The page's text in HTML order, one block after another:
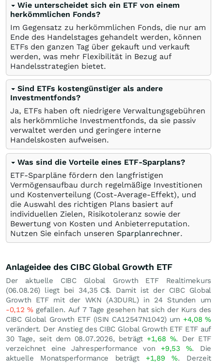
Wie unterscheidet sich ein ETF von einem
herkömmlichen Fonds?
Im Gegensatz zu herkömmlichen Fonds, die nur am
Ende des Handelstages gehandelt werden, können
ETFs den ganzen Tag über gekauft und verkauft
werden, was mehr Flexibilität in Bezug auf
Handelsstrategien bietet.
Sind ETFs kostengünstiger als andere
Investmentfonds?
Ja, ETFs haben oft niedrigere Verwaltungsgebühren
als herkömmliche Investmentfonds, da sie passiv
verwaltet werden und geringere interne
Handelskosten aufweisen.
Was sind die Vorteile eines ETF-Sparplans?
ETF-Sparpläne fördern den langfristigen
Vermögensaufbau durch regelmäßige Investitionen
und Kostenverteilung (Cost-Average-Effekt), und
die Auswahl des richtigen Plans basiert auf
individuellen Zielen, Risikotoleranz sowie der
Bewertung von Kosten und Anbieterreputation.
Nutzen Sie einfach unseren Sparplanrechner.
Anlageidee des CIBC Global Growth ETF
Der aktuelle CIBC Global Growth ETF Realtimekurs
(06.08.26) liegt bei 34,35 C$. Damit ist der CIBC Global
Growth ETF mit der WKN (A3DURL) in 24 Stunden um
-0,12 %gefallen. Auf 7 Tage gesehen hat sich der Kurs des
CIBC Global Growth ETF (ISIN CA12547N1042) um +4,08%
verändert. Der Anstieg des CIBC Global Growth ETF ETF auf
30 Tage, seit dem 08.07.2026, beträgt +1,68 %. Der ETF
verzeichnet eine Jahresperformance von +9,53 %. Die
aktuelle Monatsperformance beträgt +1,89%. Derzeit